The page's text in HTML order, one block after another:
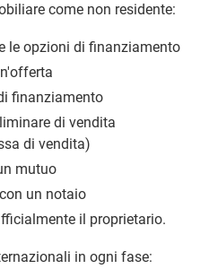
come non residente:
le opzioni di finanziamento
finanziamento
di vendita
di vendita)
mutuo
un notaio
il proprietario.
in ogni fase: